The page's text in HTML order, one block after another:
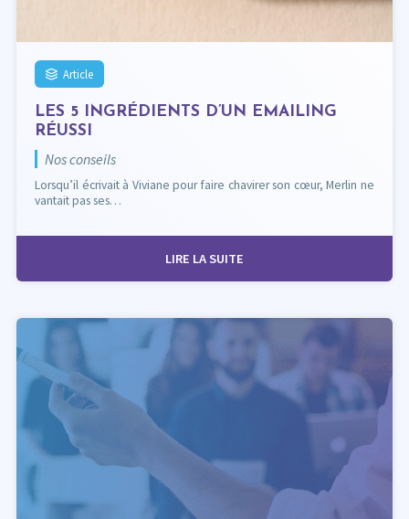
Article
LES 5 INGRÉDIENTS D’UN EMAILING
RÉUSSI
Nos conseils
Lorsqu’il écrivait à Viviane pour faire chavirer son cœur, Merlin ne
vantait pas ses…
LIRE LA SUITE